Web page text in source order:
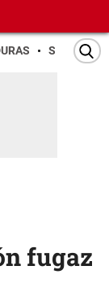
SAN PEDRO
fugaz